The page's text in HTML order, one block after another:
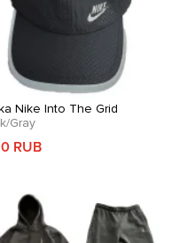
Nike Into The Grid
Gray
RUB